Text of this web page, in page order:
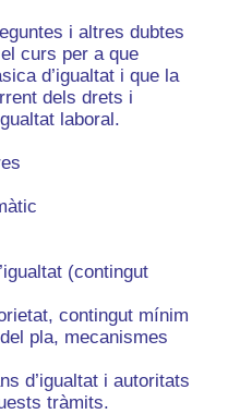
i altres dubtes
curs per a que
d’igualtat i que la
dels drets i
laboral.
(contingut
contingut mínim
pla, mecanismes
d’igualtat i autoritats
tràmits.